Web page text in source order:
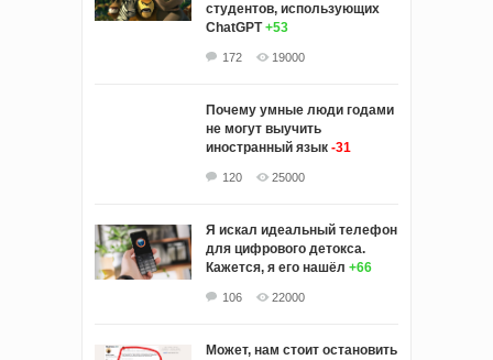
студентов, использующих
ChatGPT +53
172 19000
Почему умные люди годами
не могут выучить
иностранный язык -31
120 25000
Я искал идеальный телефон
для цифрового детокса.
Кажется, я его нашёл +66
106 22000
Может, нам стоит остановить